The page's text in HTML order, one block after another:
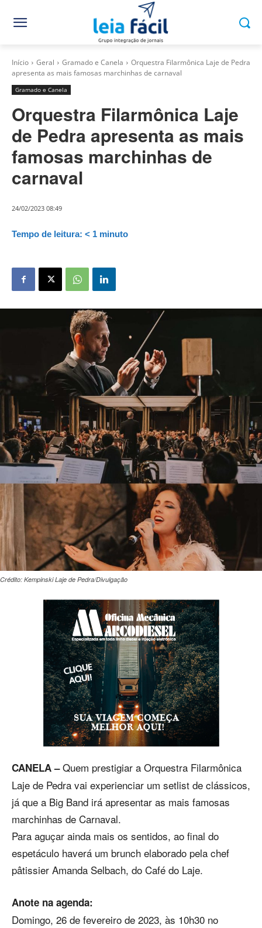
Início Geral Gramado e Canela
Orquestra Filarmônica Laje de Pedra
apresenta as mais famosas marchinhas de carnaval
Gramado e Canela
Orquestra Filarmônica Laje
de Pedra apresenta as mais
famosas marchinhas de
carnaval
24/02/2023 08:49
Tempo de leitura: < 1 minuto
Crédito: Kempinski Laje de Pedra/Divulgação
CANELA –Quem prestigiar a Orquestra Filarmônica
Laje de Pedra vai experienciar um setlist de clássicos,
já que a Big Band irá apresentar as mais famosas
marchinhas de Carnaval.
Para aguçar ainda mais os sentidos, ao final do
espetáculo haverá um brunch elaborado pela chef
pâtissier Amanda Selbach, do Café do Laje.
Anote na agenda:
Domingo, 26 de fevereiro de 2023, às 10h30 no